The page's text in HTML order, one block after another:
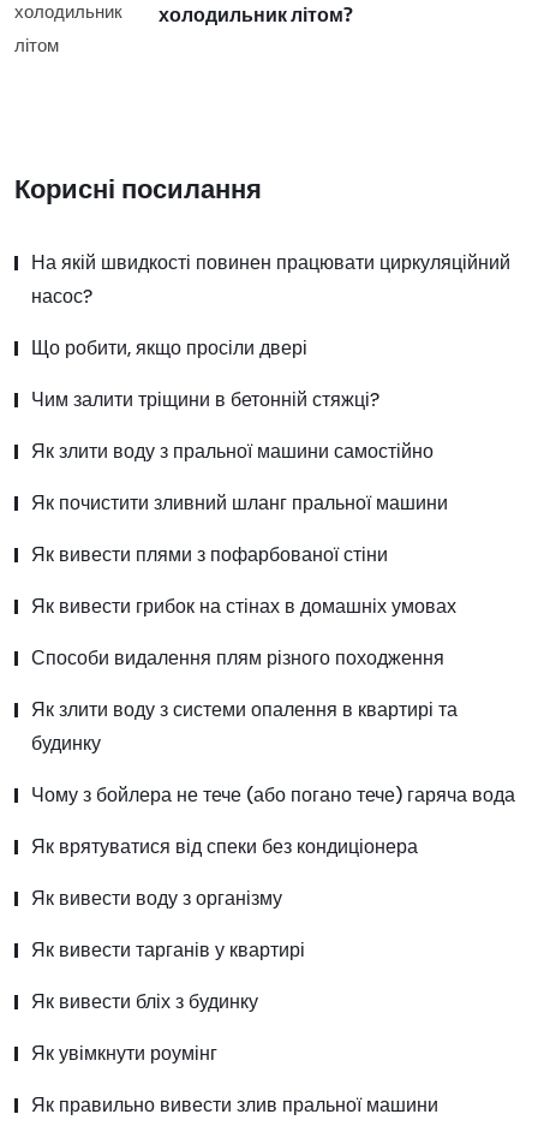
холодильник літом?
Корисні посилання
На якій швидкості повинен працювати циркуляційний
насос?
Що робити, якщо просіли двері
Чим залити тріщини в бетонній стяжці?
Як злити воду з пральної машини самостійно
Як почистити зливний шланг пральної машини
Як вивести плями з пофарбованої стіни
Як вивести грибок на стінах в домашніх умовах
Способи видалення плям різного походження
Як злити воду з системи опалення в квартирі та
будинку
Чому з бойлера не тече (або погано тече) гаряча вода
Як врятуватися від спеки без кондиціонера
Як вивести воду з організму
Як вивести тарганів у квартирі
Як вивести бліх з будинку
Як увімкнути роумінг
Як правильно вивести злив пральної машини